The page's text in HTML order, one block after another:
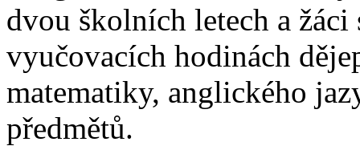
dvou školních letech a žáci
vyučovacích hodinách
matematiky, anglického
předmětů.